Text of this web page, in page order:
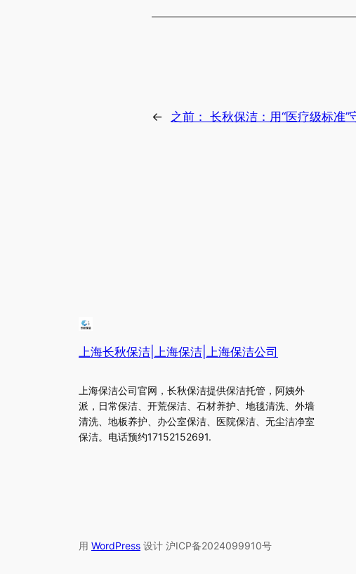
← 之前： 长秋保洁：用“医疗级标准”
上海长秋保洁|上海保洁|上海保洁公司
上海保洁公司官网，长秋保洁提供保洁托管，阿姨外
派，日常保洁、开荒保洁、石材养护、地毯清洗、外墙
清洗、地板养护、办公室保洁、医院保洁、无尘洁净室
保洁。电话预约17152152691.
用 WordPress 设计 沪ICP备2024099910号